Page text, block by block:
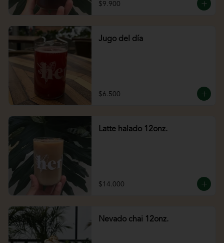
$9.900
Jugo del día
$6.500
Latte halado 12onz.
$14.000
Nevado chai 12onz.